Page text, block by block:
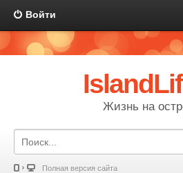
Войти
Жизнь на
Полная версия сайта